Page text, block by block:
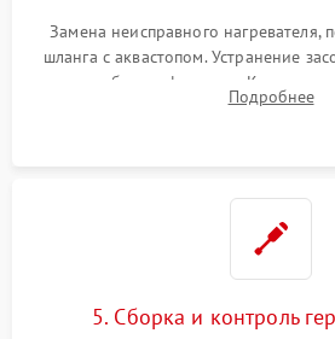
Замена неисправного нагревателя,
шланга с аквастопом. Устранение
патрубках и фильтрах.
управления, восстановление
Подробнее
5. Сборка и контроль